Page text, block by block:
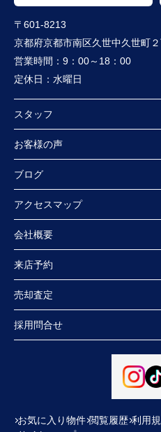
〒601-8213
京都府京都市南区久世中久世町
営業時間： 9：00～18：00
定休日： 水曜日
スタッフ
お客様の声
ブログ
アクセスマップ
会社概要
来店予約
売却査定
採用問合せ
お気に入り物件 閲覧履歴 利用